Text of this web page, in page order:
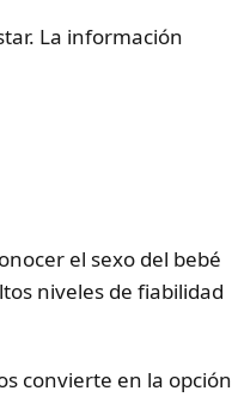
La información
el sexo del bebé
niveles de fiabilidad
convierte en la opción